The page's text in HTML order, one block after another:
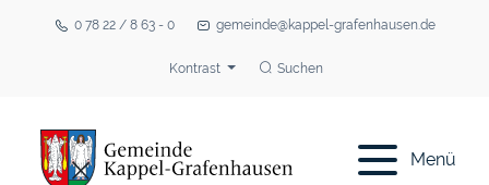
0 78 22 / 8 63 - 0 gemeinde@kappel-grafenhausen.de
Kontrast Suchen
Menü